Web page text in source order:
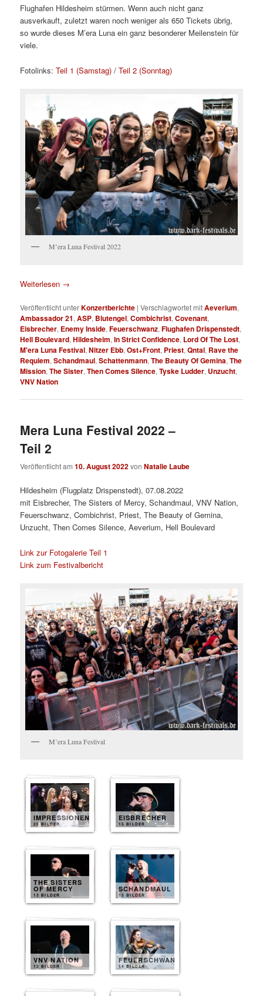
Flughafen Hildesheim stürmen. Wenn auch nicht ganz
ausverkauft, zuletzt waren noch weniger als 650 Tickets übrig,
so wurde dieses M’era Luna ein ganz besonderer Meilenstein für
viele.
Fotolinks:Teil 1 (Samstag) /Teil 2 (Sonntag)
M’era Luna Festival 2022
Weiterlesen →
Veröffentlicht unterKonzertberichte |Verschlagwortet mitAeverium,
Ambassador 21,ASP, Blutengel,Combichrist,Covenant,
Eisbrecher, Enemy Inside,Feuerschwanz,Flughafen Drispenstedt,
Hell Boulevard,Hildesheim,In Strict Confidence, Lord Of The Lost,
M'era Luna Festival,Nitzer Ebb,Ost+Front, Priest,Qntal, Rave the
Requiem,Schandmaul,Schattenmann,The Beauty Of Gemina,The
Mission,The Sister,Then Comes Silence,Tyske Ludder, Unzucht,
VNV Nation
Mera Luna Festival 2022 –
Teil 2
Veröffentlicht am10. August 2022vonNatalie Laube
Hildesheim (Flugplatz Drispenstedt), 07.08.2022
mit Eisbrecher, The Sisters of Mercy, Schandmaul, VNV Nation,
Feuerschwanz, Combichrist, Priest, The Beauty of Gemina,
Unzucht, Then Comes Silence, Aeverium, Hell Boulevard
Link zur Fotogalerie Teil 1
Link zum Festivalbericht
M’era Luna Festival
IMPRESSIONEN
20 BILDER
EISBRECHER
15 BILDER
THE SISTERS
OF MERCY
13 BILDER
SCHANDMAUL
13 BILDER
VNV NATION
12 BILDER
FEUERSCHWANZ
11 BILDER